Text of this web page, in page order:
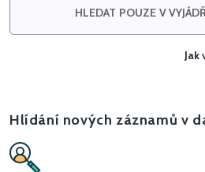
HLEDAT POUZE V
Hlídání nových záznamů v